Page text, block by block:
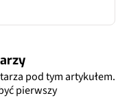
pod tym artykułem.
pierwszy